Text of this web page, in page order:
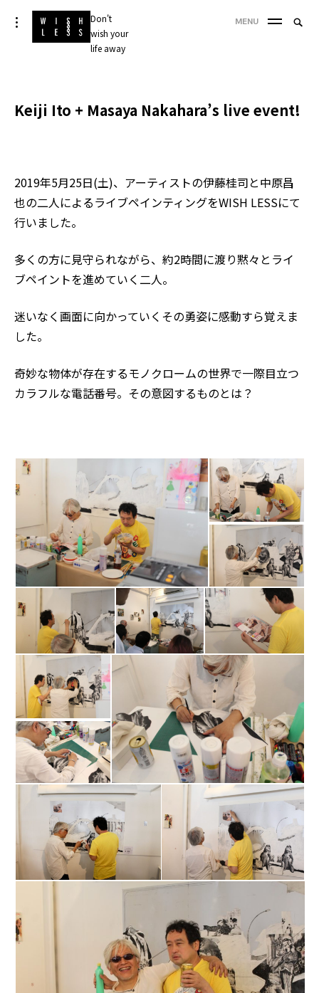
Skip
to
Don't
wish your
life away
toggle
open/close
sidebar
MENU
Keiji Ito + Masaya Nakahara’s live event!
2019年5月25日(土)、アーティストの伊藤桂司と中原昌
也の二人によるライブペインティングをWISH LESSにて
行いました。
多くの方に見守られながら、約2時間に渡り黙々とライ
ブペイントを進めていく二人。
迷いなく画面に向かっていくその勇姿に感動すら覚えま
した。
奇妙な物体が存在するモノクロームの世界で一際目立つ
カラフルな電話番号。その意図するものとは？